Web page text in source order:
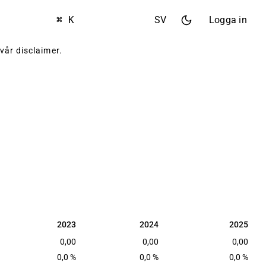
⌘ K SV Logga in
vårdisclaimer.
2023 2024 2025
2023 2024
2025
0,00 0,00
0,00
0,0 % 0,0 %
0,0 %